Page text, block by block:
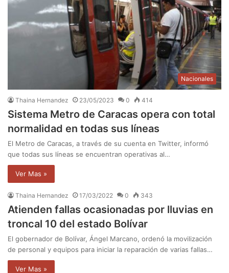
Nacionales
Thaina Hernandez 23/05/2023 0 414
Sistema Metro de Caracas opera con total
normalidad en todas sus líneas
El Metro de Caracas, a través de su cuenta en Twitter, informó
que todas sus líneas se encuentran operativas al…
Ver Mas »
Thaina Hernandez 17/03/2022 0 343
Atienden fallas ocasionadas por lluvias en
troncal 10 del estado Bolívar
El gobernador de Bolívar, Ángel Marcano, ordenó la movilización
de personal y equipos para iniciar la reparación de varias fallas…
Ver Mas »